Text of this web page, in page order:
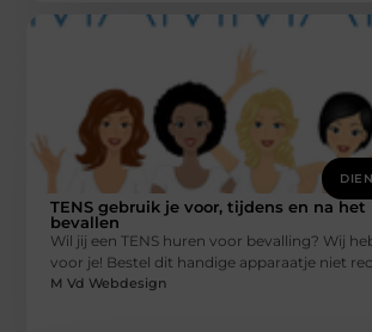
TENS gebruik je voor, tijdens en na het
bevallen
Wil jij een TENS huren voor bevalling? Wij
voor je! Bestel dit handige apparaatje niet
M Vd Webdesign